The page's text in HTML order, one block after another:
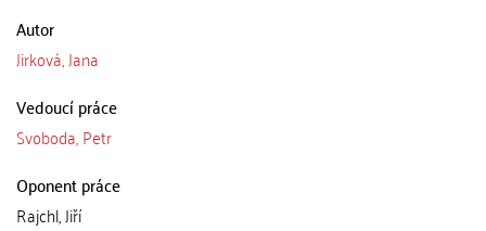
Autor
Jirková, Jana
Vedoucí práce
Svoboda, Petr
Oponent práce
Rajchl, Jiří